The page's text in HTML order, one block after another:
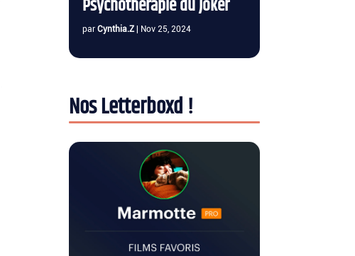
Psychothérapie du Joker
par Cynthia.Z| Nov 25, 2024
Nos Letterboxd !